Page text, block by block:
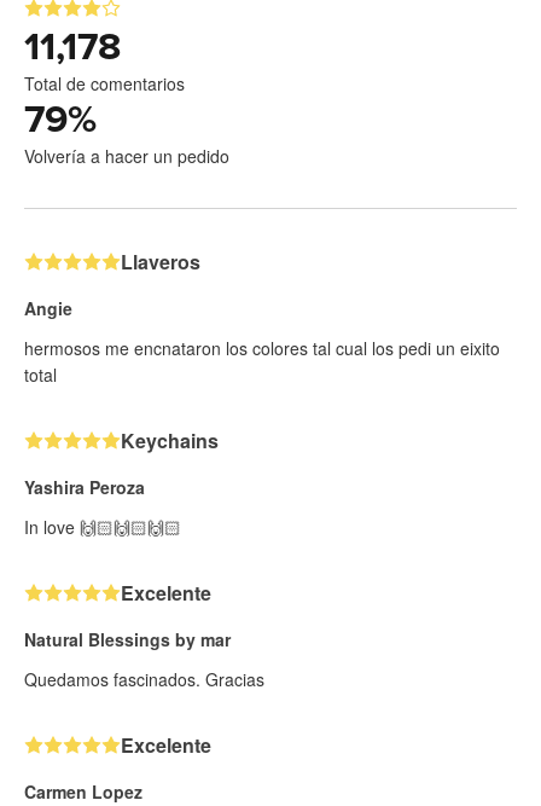
11,178
Total de comentarios
79%
Volvería a hacer un pedido
Llaveros
Angie
hermosos me encnataron los colores tal cual los pedi un eixito
total
Keychains
Yashira Peroza
In love 🙌🏻🙌🏻🙌🏻
Excelente
Natural Blessings by mar
Quedamos fascinados. Gracias
Excelente
Carmen Lopez